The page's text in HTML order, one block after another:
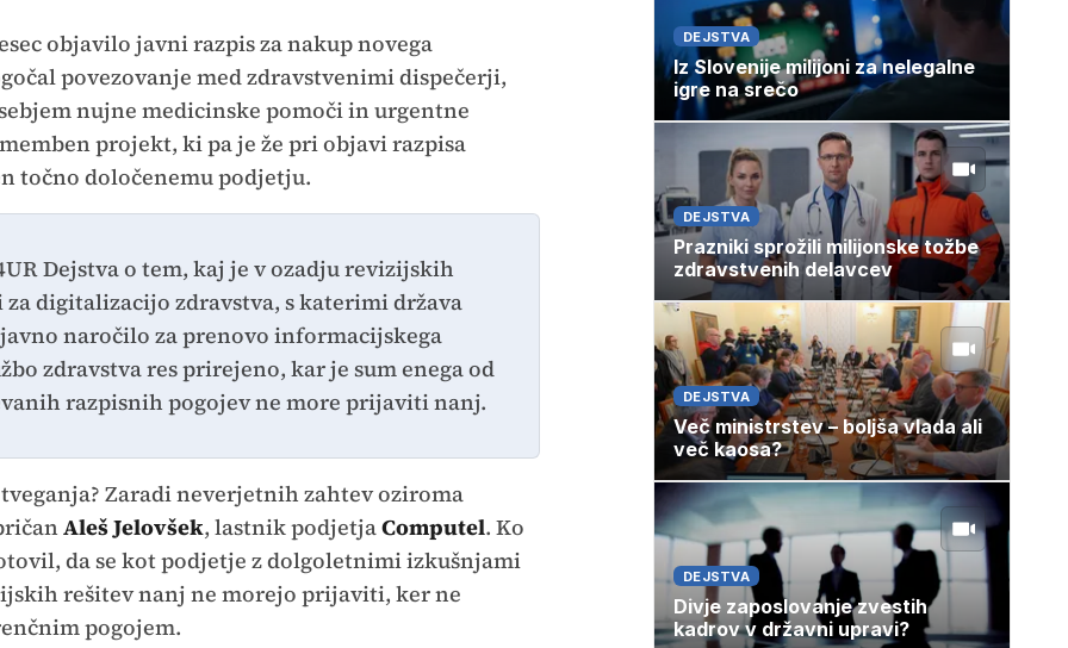
objavilo javni razpis za nakup novega
povezovanje med zdravstvenimi dispečerji,
nujne medicinske pomoči in urgentne
projekt, ki pa je že pri objavi razpisa
točno določenemu podjetju.
Dejstva o tem, kaj je v ozadju revizijskih
za digitalizacijo zdravstva, s katerimi država
naročilo za prenovo informacijskega
zdravstva res prirejeno, kar je sum enega od
razpisnih pogojev ne more prijaviti nanj.
Zaradi neverjetnih zahtev oziroma
Aleš Jelovšek, lastnik podjetjaComputel. Ko
da se kot podjetje z dolgoletnimi izkušnjami
rešitev nanj ne morejo prijaviti, ker ne
pogojem.
DEJSTVA
Iz Slovenije milijoni za nelegalne
igre na srečo
DEJSTVA
Prazniki sprožili milijonske tožbe
zdravstvenih delavcev
DEJSTVA
Več ministrstev – boljša vlada ali
več kaosa?
DEJSTVA
Divje zaposlovanje zvestih
kadrov v državni upravi?